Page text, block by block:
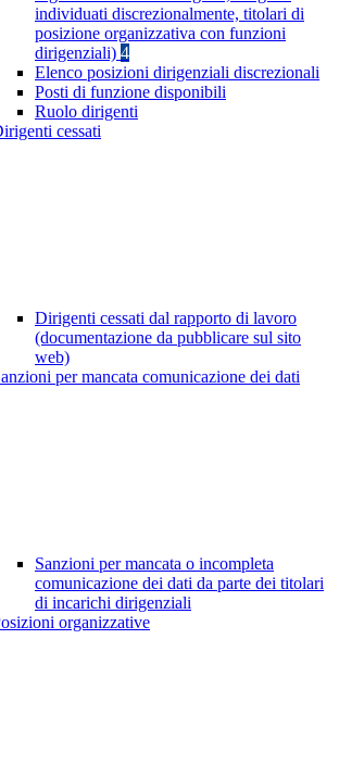
individuati discrezionalmente, titolari di
posizione organizzativa con funzioni
dirigenziali) 4
Elenco posizioni dirigenziali discrezionali
Posti di funzione disponibili
Ruolo dirigenti
cessati
Dirigenti cessati dal rapporto di lavoro
(documentazione da pubblicare sul sito
web)
per mancata comunicazione dei dati
Sanzioni per mancata o incompleta
comunicazione dei dati da parte dei titolari
di incarichi dirigenziali
organizzative